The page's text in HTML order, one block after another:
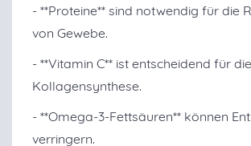
- **Proteine** sind notwendig für die
von Gewebe.
- **Vitamin C** ist entscheidend für die
Kollagensynthese.
- **Omega-3-Fettsäuren** können
verringern.